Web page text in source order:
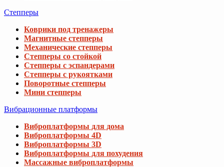
Степперы
Коврики под тренажеры
Магнитные степперы
Механические степперы
Степперы со стойкой
Степперы с эспандерами
Степперы с рукоятками
Поворотные степперы
Мини степперы
Вибрационные платформы
Виброплатформы для дома
Виброплатформы 4D
Виброплатформы 3D
Виброплатформы для похудения
Массажные виброплатформы